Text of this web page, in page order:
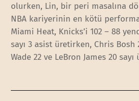
olurken, Lin, bir peri masalına
NBA kariyerinin en kötü
Miami Heat, Knicks’i 102 – 88
sayı 3 asist üretirken, Chris Bosh
Wade 22 ve LeBron James 20 sayı